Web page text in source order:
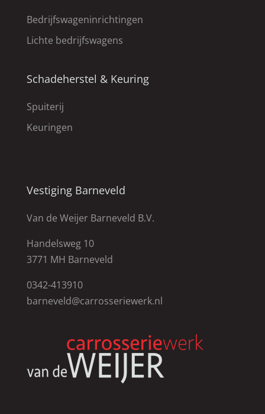
Bedrijfswageninrichtingen
Lichte bedrijfswagens
Schadeherstel & Keuring
Spuiterij
Keuringen
Vestiging Barneveld
Van de Weijer Barneveld B.V.
Handelsweg 10
3771 MH Barneveld
0342-413910
barneveld@carrosseriewerk.nl